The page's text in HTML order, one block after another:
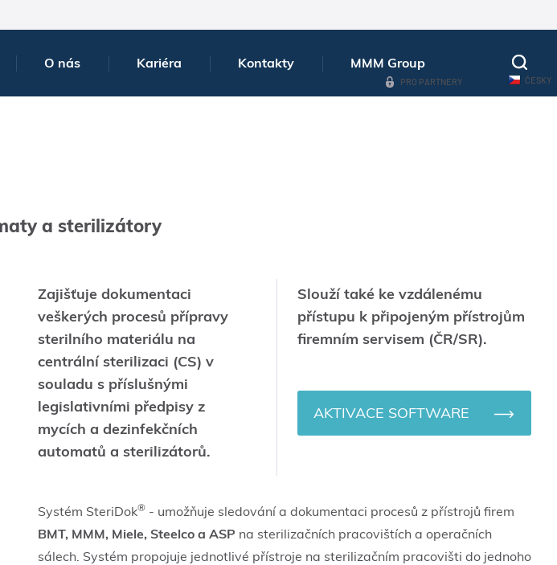
O nás Kariéra Kontakty MMM Group
ČESKY
PRO PARTNERY
a sterilizátory
Zajišťuje dokumentaci
veškerých procesů přípravy
sterilního materiálu na
centrální sterilizaci (CS) v
souladu s příslušnými
legislativními předpisy z
mycích a dezinfekčních
automatů a sterilizátorů.
Slouží také ke vzdálenému
přístupu k připojeným přístrojům
firemním servisem (ČR/SR).
AKTIVACE SOFTWARE
Systém SteriDok®- umožňuje sledování a dokumentaci procesů z přístrojů firem
BMT, MMM, Miele, Steelco a ASP na sterilizačních pracovištích a operačních
sálech. Systém propojuje jednotlivé přístroje na sterilizačním pracovišti do jednoho